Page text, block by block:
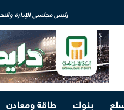
رئيس مجلسي الإدارة
بنوك طاقة ومعادن